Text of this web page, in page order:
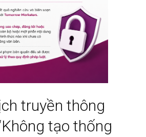
truyền thông
tạo thống